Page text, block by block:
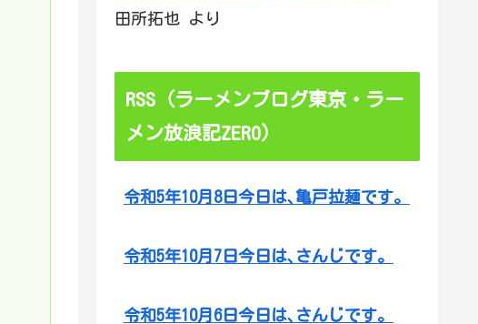
田所拓也 より
RSS（ラーメンブログ東京・ラー
メン放浪記ZERO）
令和5年10月8日今日は､亀戸拉麺です。
令和5年10月7日今日は､さんじです。
令和5年10月6日今日は､さんじです。